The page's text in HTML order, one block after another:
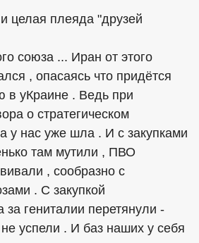
целая плеяда "друзей
союза ... Иран от этого
, опасаясь что придётся
в уКраине . Ведь при
о стратегическом
у нас уже шла . И с закупками
там мутили , ПВО
, сообразно с
. С закупкой
за гениталии перетянули -
успели . И баз наших у себя